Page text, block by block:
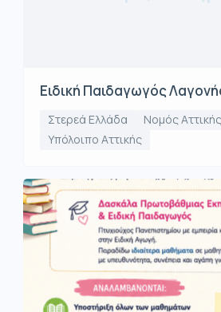
Ειδική Παιδαγωγός
Στερεά Ελλάδα
Νομός Αττικής
Υπόλοιπο Αττικής